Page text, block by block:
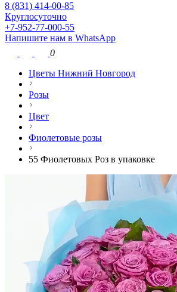
8 (831) 414-00-85
Круглосуточно
+7-952-77-000-55
Напишите нам в WhatsApp
0
Цветы Нижний Новгород
Розы
Цвет
Фиолетовые розы
55 Фиолетовых Роз в упаковке